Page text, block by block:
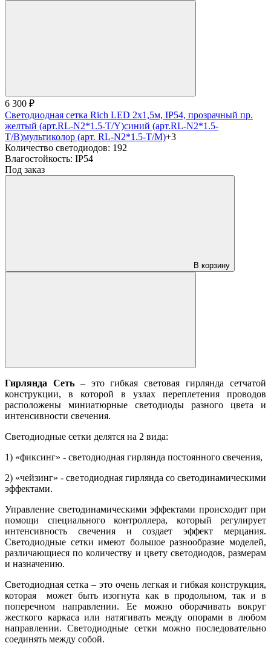
6 300 ₽
Светодиодная сетка Rich LED 2х1,5м, IP54, прозрачный пр.
желтый (арт.RL-N2*1.5-T/Y)синий (арт.RL-N2*1.5-
T/B)мультиколор (арт. RL-N2*1.5-T/M)+3
Количество светодиодов: 192
Влагостойкость: IP54
Под заказ
В корзину
Гирлянда Сеть – это гибкая световая гирлянда сетчатой
конструкции, в которой в узлах переплетения проводов
расположены миниатюрные светодиоды разного цвета и
интенсивности свечения.
Светодиодные сетки делятся на 2 вида:
1) «фиксинг» - светодиодная гирлянда постоянного свечения,
2) «чейзинг» - светодиодная гирлянда со светодинамическими
эффектами.
Управление светодинамическими эффектами происходит при
помощи специального контроллера, который регулирует
интенсивность свечения и создает эффект мерцания.
Светодиодные сетки имеют большое разнообразие моделей,
различающиеся по количеству и цвету светодиодов, размерам
и назначению.
Светодиодная сетка – это очень легкая и гибкая конструкция,
которая может быть изогнута как в продольном, так и в
поперечном направлении. Ее можно оборачивать вокруг
жесткого каркаса или натягивать между опорами в любом
направлении. Светодиодные сетки можно последовательно
соединять между собой.